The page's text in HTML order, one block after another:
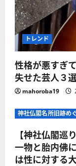
トレンド
性格が悪すぎ
失せた芸人３
mahoroba19
神社仏閣名所旧跡め
【神社仏閣巡
一物と胎内佛
は性に対する